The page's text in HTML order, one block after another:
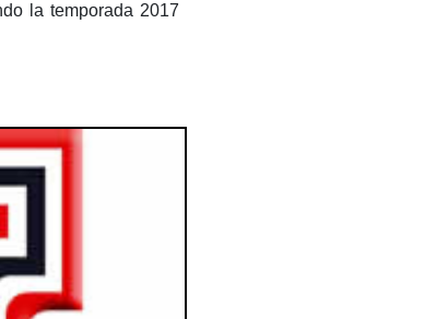
la temporada 2017